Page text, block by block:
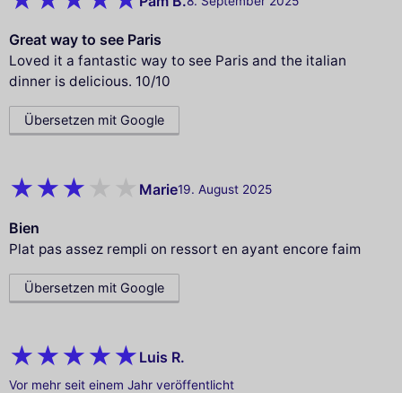
Great way to see Paris
Loved it a fantastic way to see Paris and the italian
dinner is delicious. 10/10
Übersetzen mit Google
Marie19. August 2025
Bien
Plat pas assez rempli on ressort en ayant encore faim
Übersetzen mit Google
Luis R.
Vor mehr seit einem Jahr veröffentlicht